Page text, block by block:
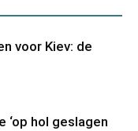
voor Kiev: de
‘op hol geslagen